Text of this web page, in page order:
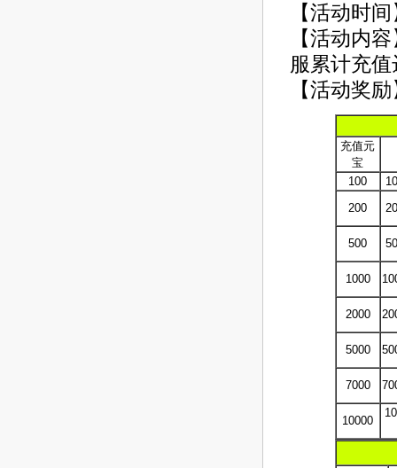
【活动时
【活动内
服累计充
【活动奖
充值元
宝
100
200
500
1000
2000
5000
7000
10000